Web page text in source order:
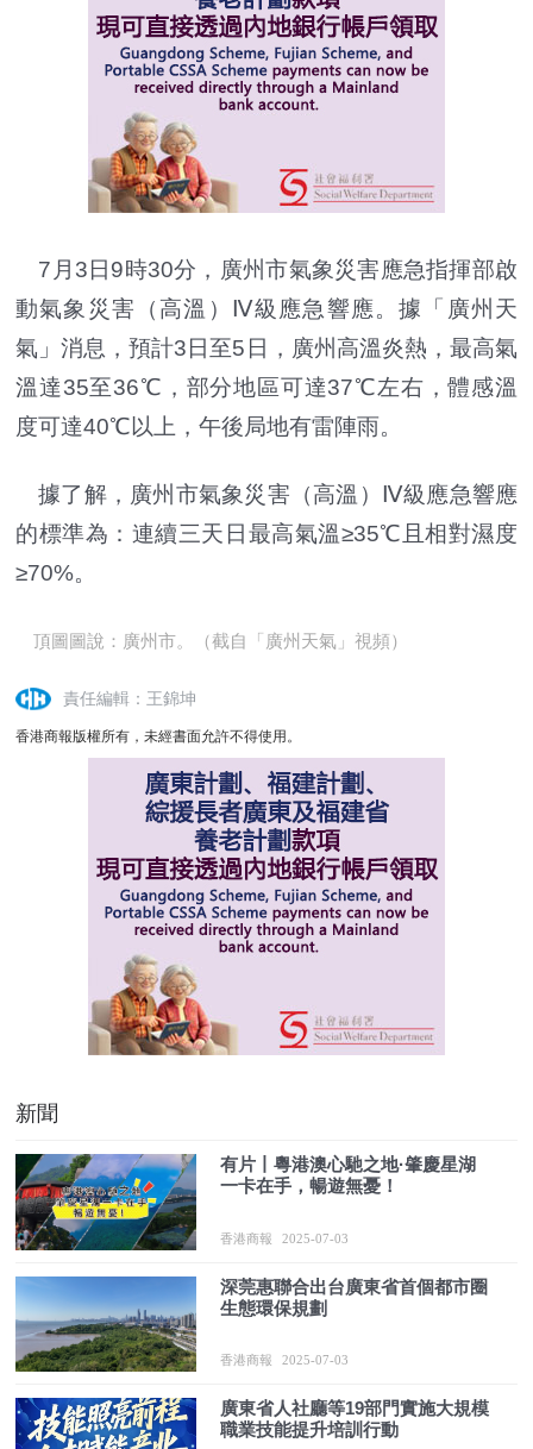
7月3日9時30分，廣州市氣象災害應急指揮部啟
動氣象災害（高溫）Ⅳ級應急響應。據「廣州天
氣」消息，預計3日至5日，廣州高溫炎熱，最高氣
溫達35至36℃，部分地區可達37℃左右，體感溫
度可達40℃以上，午後局地有雷陣雨。
據了解，廣州市氣象災害（高溫）Ⅳ級應急響應
的標準為：連續三天日最高氣溫≥35℃且相對濕度
≥70%。
頂圖圖說：廣州市。（截自「廣州天氣」視頻）
責任編輯：王錦坤
香港商報版權所有，未經書面允許不得使用。
新聞
有片丨粵港澳心馳之地·肇慶星湖
一卡在手，暢遊無憂！
香港商報 2025-07-03
深莞惠聯合出台廣東省首個都市圈
生態環保規劃
香港商報 2025-07-03
廣東省人社廳等19部門實施大規模
職業技能提升培訓行動